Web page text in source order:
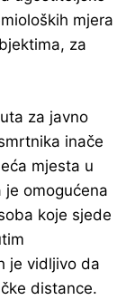
mjera
za
za javno
inače
mjesta u
omogućena
koje sjede
je vidljivo da
distance.